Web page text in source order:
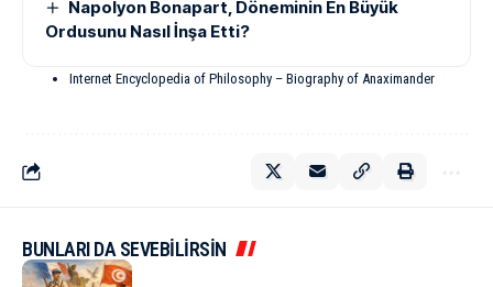
Napolyon Bonapart, Döneminin En Büyük
Ordusunu Nasıl İnşa Etti?
Internet Encyclopedia of Philosophy – Biography of Anaximander
BUNLARI DA SEVEBİLİRSİN
KÜLTÜR